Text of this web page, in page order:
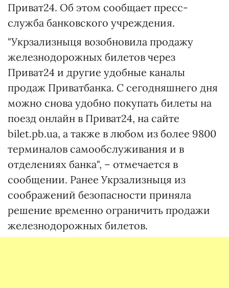
Приват24. Об этом сообщает пресс-
служба банковского учреждения.
"Укрзализныця возобновила продажу
железнодорожных билетов через
Приват24 и другие удобные каналы
продаж Приватбанка. С сегодняшнего дня
можно снова удобно покупать билеты на
поезд онлайн в Приват24, на сайте
bilet.pb.ua, а также в любом из более 9800
терминалов самообслуживания и в
отделениях банка", – отмечается в
сообщении. Ранее Укрзализныця из
соображений безопасности приняла
решение временно ограничить продажи
железнодорожных билетов.